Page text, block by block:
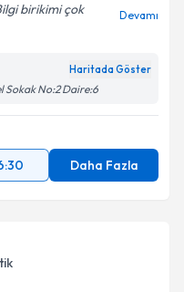
birikimi çok
Devamı
Haritada Göster
Sokak No:2 Daire:6
Daha Fazla